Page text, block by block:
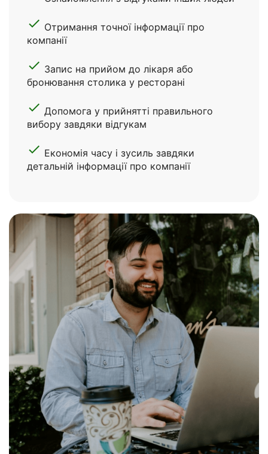
done Отримання точної інформації про
компанії
done Запис на прийом до лікаря або
бронювання столика у ресторані
done Допомога у прийнятті правильного
вибору завдяки відгукам
done Економія часу і зусиль завдяки
детальній інформації про компанії